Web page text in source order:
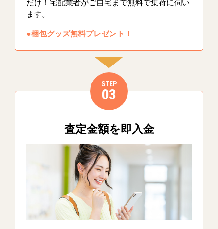
だけ！宅配業者がご自宅まで無料で集荷に伺い
ます。
●梱包グッズ無料プレゼント！
STEP
03
査定金額を即入金